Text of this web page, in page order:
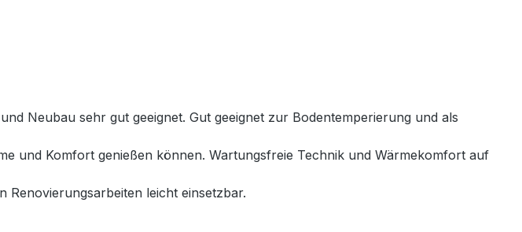
Neubau sehr gut geeignet. Gut geeignet zur Bodentemperierung und als
und Komfort genießen können. Wartungsfreie Technik und Wärmekomfort auf
leicht einsetzbar.